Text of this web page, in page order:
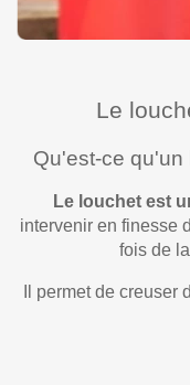
Le
Qu'est-ce qu'un
Le louchet est
intervenir en finesse
fois de
Il permet de